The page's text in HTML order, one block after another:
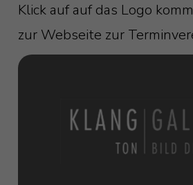
Klick auf auf das Logo
zur Webseite zur